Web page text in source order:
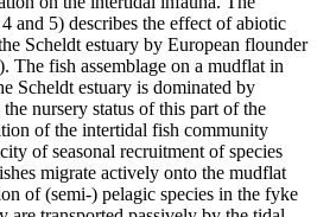
and 5) describes the effect of abiotic
Scheldt estuary by European flounder
The fish assemblage on a mudflat in
Scheldt estuary is dominated by
nursery status of this part of the
of the intertidal fish community
of seasonal recruitment of species
migrate actively onto the mudflat
of (semi-) pelagic species in the fyke